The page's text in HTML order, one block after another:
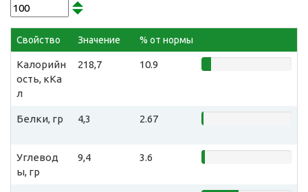
Свойство Значение % от нормы
Калорийн
ость, кКа
л
218,7 10.9
Белки, гр 4,3 2.67
Углевод
ы, гр
9,4 3.6